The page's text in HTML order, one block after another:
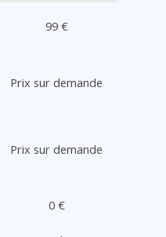
99 €
Prix sur demande
Prix sur demande
0 €